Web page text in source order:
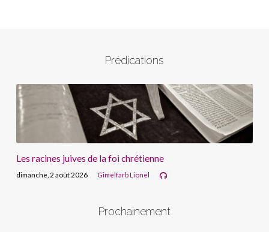
Prédications
Les racines juives de la foi chrétienne
dimanche, 2 août 2026 Gimelfarb Lionel
Prochainement